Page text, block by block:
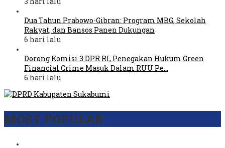
Dua Tahun Prabowo-Gibran: Program MBG, Sekolah
Rakyat, dan Bansos Panen Dukungan
6 hari lalu
Dorong Komisi 3 DPR RI, Penegakan Hukum Green
Financial Crime Masuk Dalam RUU Pe…
6 hari lalu
MOST POPULAR